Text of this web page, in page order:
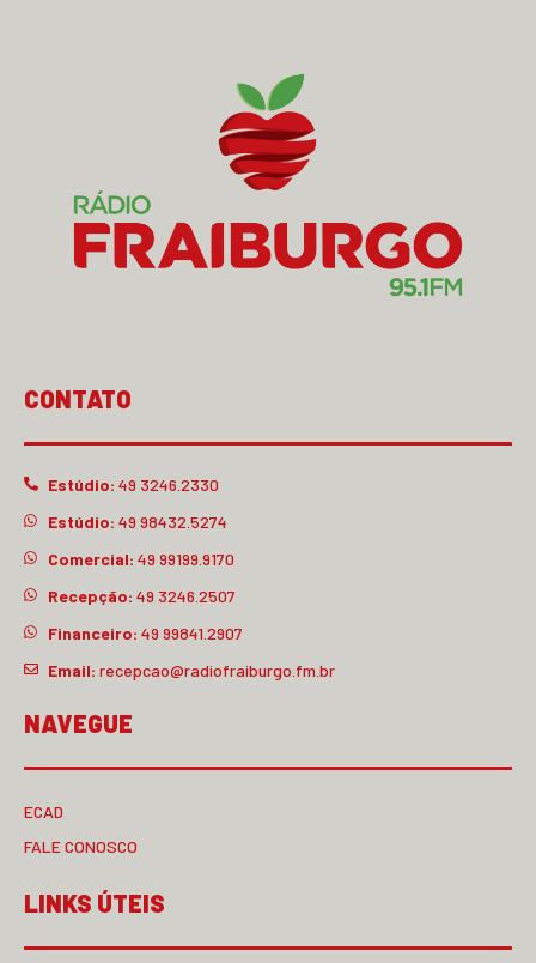
CONTATO
Estúdio: 49 3246.2330
Estúdio: 49 98432.5274
Comercial: 49 99199.9170
Recepção: 49 3246.2507
Financeiro: 49 99841.2907
Email: recepcao@radiofraiburgo.fm.br
NAVEGUE
ECAD
FALE CONOSCO
LINKS ÚTEIS